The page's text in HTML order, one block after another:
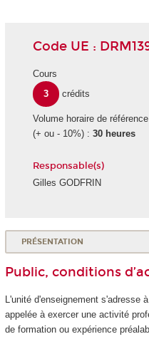
Code UE :
Cours
3
crédits
Volume horaire de référence
(+ ou - 10%) : 30 heures
Responsable(s)
Gilles GODFRIN
PRÉSENTATION
Public, conditions
L'unité d'enseignements'adresse à
appelée à exercer une activité
de formation ou expérience